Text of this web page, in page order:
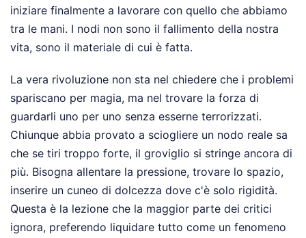
iniziare finalmente a lavorare con quello che abbiamo
tra le mani. I nodi non sono il fallimento della nostra
vita, sono il materiale di cui è fatta.
La vera rivoluzione non sta nel chiedere che i problemi
spariscano per magia, ma nel trovare la forza di
guardarli uno per uno senza esserne terrorizzati.
Chiunque abbia provato a sciogliere un nodo reale sa
che se tiri troppo forte, il groviglio si stringe ancora di
più. Bisogna allentare la pressione, trovare lo spazio,
inserire un cuneo di dolcezza dove c'è solo rigidità.
Questa è la lezione che la maggior parte dei critici
ignora, preferendo liquidare tutto come un fenomeno